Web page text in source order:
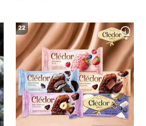
22